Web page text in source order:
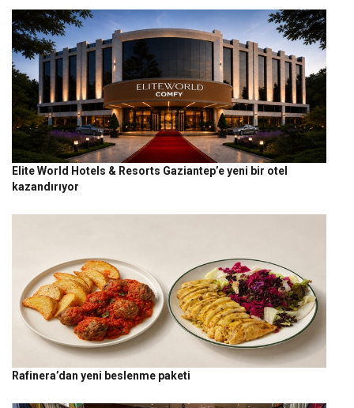
Elite World Hotels & Resorts Gaziantep’e yeni bir otel
kazandırıyor
Rafinera’dan yeni beslenme paketi